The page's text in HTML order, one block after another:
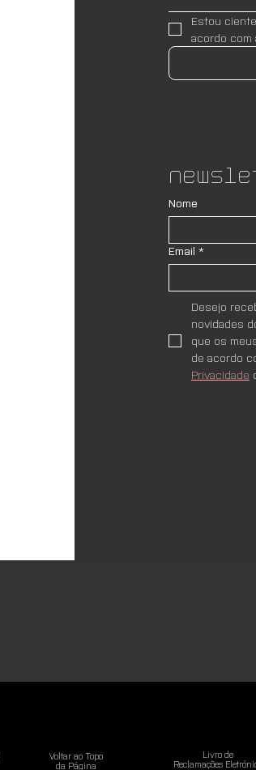
Estou
acordo
Nome
Email *
Desejo
novidades
que os
de acordo
Privacidade
Voltar ao Topo
da Página
Livro de
Reclamações